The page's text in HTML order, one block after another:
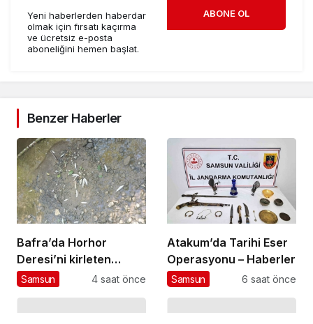
Yeni haberlerden haberdar
olmak için fırsatı kaçırma
ve ücretsiz e-posta
aboneliğini hemen başlat.
ABONE OL
Benzer Haberler
Bafra’da Horhor
Deresi’ni kirleten
işletmeye 839 bin TL
Samsun 4 saat önce
Atakum’da Tarihi Eser
Operasyonu – Haberler
Samsun 6 saat önce